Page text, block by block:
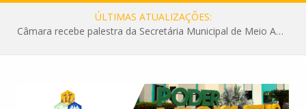
ÚLTIMAS ATUALIZAÇÕES:
Câmara recebe palestra da Secretária Municipal de Meio Ambiente sobre as ações da “SEMANA DO MEIO AMBIENTE”